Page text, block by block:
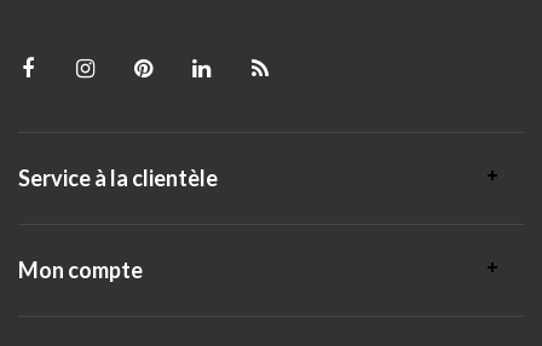
Service à la clientèle
Mon compte